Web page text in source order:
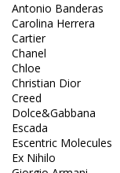
Antonio Banderas
Carolina Herrera
Cartier
Chanel
Chloe
Christian Dior
Creed
Dolce&Gabbana
Escada
Escentric Molecules
Ex Nihilo